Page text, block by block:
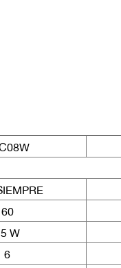
60
W
6